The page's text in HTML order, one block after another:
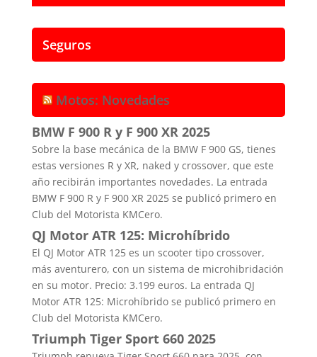
Seguros
Motos: Novedades
BMW F 900 R y F 900 XR 2025
Sobre la base mecánica de la BMW F 900 GS, tienes
estas versiones R y XR, naked y crossover, que este
año recibirán importantes novedades. La entrada
BMW F 900 R y F 900 XR 2025 se publicó primero en
Club del Motorista KMCero.
QJ Motor ATR 125: Microhíbrido
El QJ Motor ATR 125 es un scooter tipo crossover,
más aventurero, con un sistema de microhibridación
en su motor. Precio: 3.199 euros. La entrada QJ
Motor ATR 125: Microhíbrido se publicó primero en
Club del Motorista KMCero.
Triumph Tiger Sport 660 2025